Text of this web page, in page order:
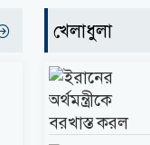
খেলাধুলা